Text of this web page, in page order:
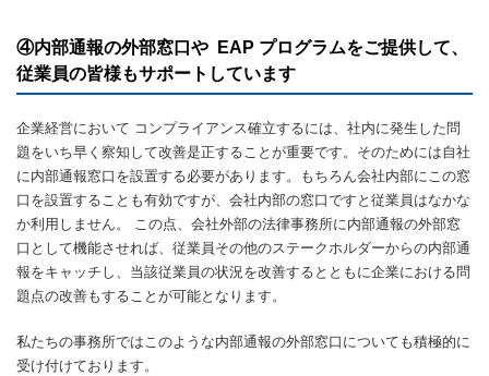
④内部通報の外部窓口や EAP プログラムをご提供して、
従業員の皆様もサポートしています
企業経営において コンプライアンス確立するには、社内に発生した問
題をいち早く察知して改善是正することが重要です。そのためには自社
に内部通報窓口を設置する必要があります。もちろん会社内部にこの窓
口を設置することも有効ですが、会社内部の窓口ですと従業員はなかな
か利用しません。 この点、会社外部の法律事務所に内部通報の外部窓
口として機能させれば、従業員その他のステークホルダーからの内部通
報をキャッチし、当該従業員の状況を改善するとともに企業における問
題点の改善もすることが可能となります。
私たちの事務所ではこのような内部通報の外部窓口についても積極的に
受け付けております。